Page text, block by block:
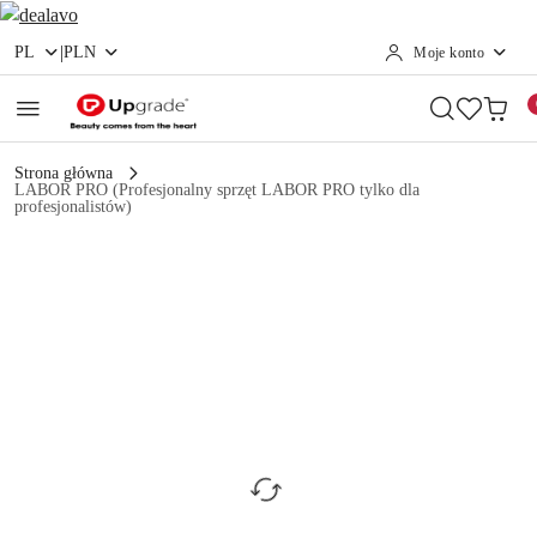
Przejdź do treści głównej
Przejdź do wyszukiwarki
Przejdź do moje konto
Przejdź do menu głównego
Przejdź do opisu produktu
Przejdź do stopki
PL |PLN Moje konto
Strona główna
LABOR PRO (Profesjonalny sprzęt LABOR PRO tylko dla
profesjonalistów)